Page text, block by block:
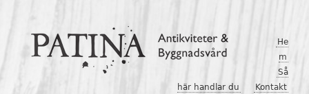
He
m
Så
här handlar du
Kontakt